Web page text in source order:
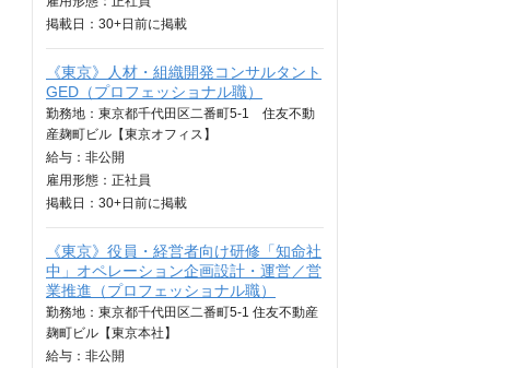
掲載日： 30+日 前に掲載
《東京》人材・組織開発コンサルタント
GED（プロフェッショナル職）
勤務地：東京都千代田区二番町5-1 住友不動
産麹町ビル【東京オフィス】
給与： 非公開
雇用形態：正社員
掲載日： 30+日 前に掲載
《東京》役員・経営者向け研修「知命社
中」オペレーション企画設計・運営／営
業推進（プロフェッショナル職）
勤務地：東京都千代田区二番町5-1 住友不動産
麹町ビル【東京本社】
給与： 非公開